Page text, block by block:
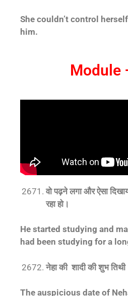
She couldn’t control
him.
Module
वो पढ़ने लगा और ऐसा
रहा हो।
He started studying and
had been studying for a
नेहा की शादी की शुभ
The auspicious date of